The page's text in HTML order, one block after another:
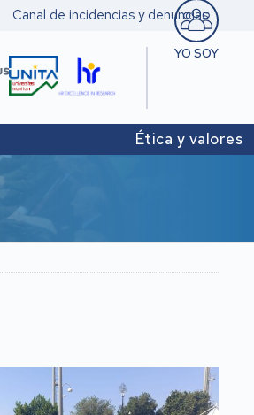
Canal de incidencias y denuncias
YO SOY
Pers.
Ética y valores